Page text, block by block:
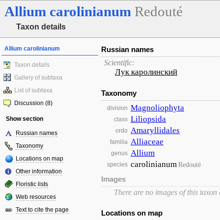
Allium carolinianum Redouté
Taxon details
Allium carolinianum
Taxon details
Gallery of subtaxa
List of subtaxa
Discussion (8)
Show section
Russian names
Taxonomy
Locations on map
Other information
Floristic lists
Web resources
Text to cite the page
Russian names
Scientific:
Лук каролинский
Taxonomy
division Magnoliophyta
class Liliopsida
ordo Amaryllidales
familia Alliaceae
genus Allium
species carolinianumRedouté
Images
There are no images of this
Locations on map